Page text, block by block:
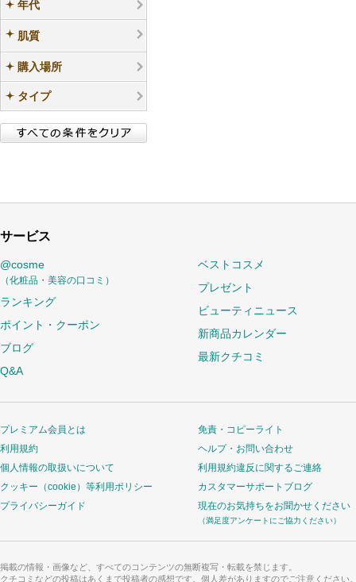
年代
肌質
購入場所
タイプ
サービス
@cosme
（化粧品・美容の口コミ）
ランキング
ポイント・クーポン
ブログ
Q&A
ベストコスメ
プレゼント
ビューティニュース
新商品カレンダー
最新クチコミ
プレミアム会員とは
利用規約
個人情報の取扱いについて
クッキー（cookie）等利用ポリシー
プライバシーガイド
免責・コピーライト
ヘルプ・お問い合わせ
利用規約違反に関するご連絡
カスタマーサポートブログ
現在のお気持ちをお聞かせください
（満足度アンケートにご協力ください）
掲載の情報・画像など、すべてのコンテンツの無断複写・転載を禁じます。
クチコミなどの投稿はあくまで投稿者の感想です。個人差がありますのでご注意ください